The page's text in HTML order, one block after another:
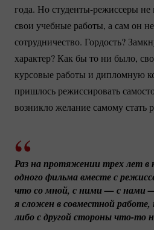
года. Ностуденты-режиссеры не
свои учебные работы, а сам он
сотрудничество. Гордость?
характер? Как бы то ни было,
курсовые работы и дипломную
пришлось режиссировать
возникло желание самому стать
Раз на протяжении трех лет в
одного фильма вместе с
что со мной, с ними — с нами
я сложен в совместной
либо с другой стороны что-то